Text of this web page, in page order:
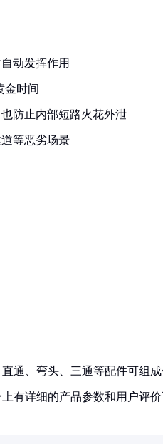
动发挥作用
金时间
防止内部短路火花外泄
等恶劣场景
通、弯头、三通等配件可组成
有详细的产品参数和用户评价